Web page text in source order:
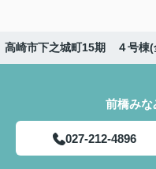
高崎市下之城町15期 ４号
前橋みな
027-212-4896